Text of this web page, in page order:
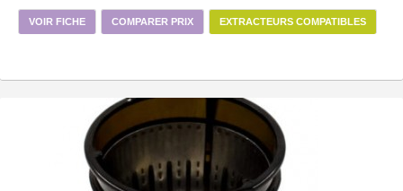
VOIR FICHE COMPARER PRIX EXTRACTEURS COMPATIBLES